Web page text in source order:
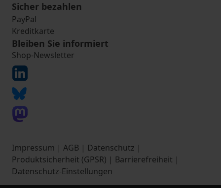
Sicher bezahlen
PayPal
Kreditkarte
Bleiben Sie informiert
Shop-Newsletter
Impressum | AGB | Datenschutz |
Produktsicherheit (GPSR) | Barrierefreiheit |
Datenschutz-Einstellungen